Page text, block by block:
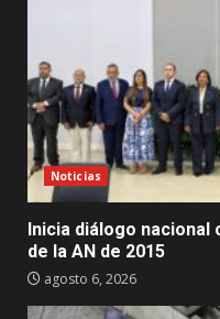
Noticias
Inicia diálogo
de la AN de 2015
agosto 6, 2026